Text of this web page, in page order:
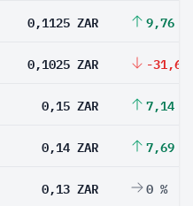
0,1125 ZAR 9,76 %
0,1025 ZAR -31,67
0,15 ZAR 7,14 %
0,14 ZAR 7,69 %
0,13 ZAR 0 %